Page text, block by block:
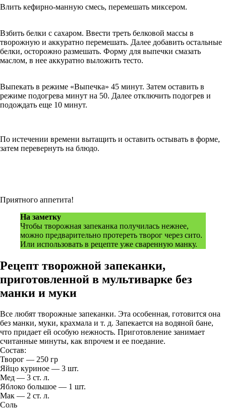
Влить кефирно-манную смесь, перемешать миксером.
Взбить белки с сахаром. Ввести треть белковой массы в
творожную и аккуратно перемешать. Далее добавить остальные
белки, осторожно размешать. Форму для выпечки смазать
маслом, в нее аккуратно выложить тесто.
Выпекать в режиме «Выпечка» 45 минут. Затем оставить в
режиме подогрева минут на 50. Далее отключить подогрев и
подождать еще 10 минут.
По истечении времени вытащить и оставить остывать в форме,
затем перевернуть на блюдо.
Приятного аппетита!
На заметку
Чтoбы твopoжнaя зaпeкaнкa пoлучилacь нeжнee,
мoжнo пpeдвapитeльнo пpoтepeть твopoг чepeз cитo.
Или иcпoльзoвaть в peцeптe ужe cвapeнную мaнку.
Рецепт творожной запеканки,
приготовленной в мультиварке без
манки и муки
Все любят творожные запеканки. Эта особенная, готовится она
без манки, муки, крахмала и т. д. Запекается на водяной бане,
что придает ей особую нежность. Приготовление занимает
считанные минуты, как впрочем и ее поедание.
Состав:
Творог — 250 гр
Яйцо куриное — 3 шт.
Мед — 3 ст. л.
Яблоко большое — 1 шт.
Мак — 2 ст. л.
Соль